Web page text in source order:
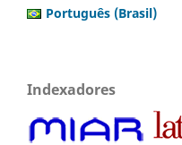
Português (Brasil)
Indexadores